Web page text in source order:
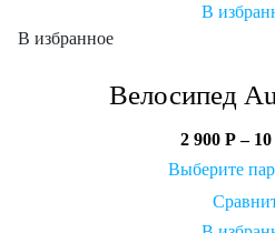
В
В избранное
Велосипед
2 900 Р–
Выберите